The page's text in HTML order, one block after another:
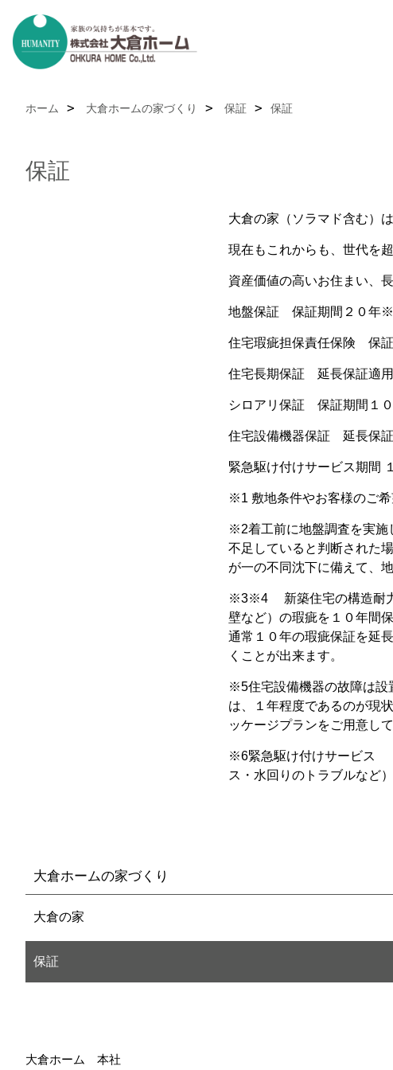
ホーム 大倉ホームの家づくり 保証 保証
保証
大倉の家（ソラマド含む）
現在もこれからも、世代を
資産価値の高いお住まい、
地盤保証 保証期間２０年
住宅瑕疵担保責任保険 保
住宅長期保証 延長保証適
シロアリ保証 保証期間１
住宅設備機器保証 延長保
緊急駆け付けサービス期間
※1 敷地条件やお客様のご
※2着工前に地盤調査を実施
不足していると判断された
が一の不同沈下に備えて、
※3※4 新築住宅の構造耐力
壁など）の瑕疵を１０年間
通常１０年の瑕疵保証を延
くことが出来ます。
※5住宅設備機器の故障は設
は、１年程度であるのが現
ッケージプランをご用意して
※6緊急駆け付けサービス
ス・水回りのトラブルなど
大倉ホームの家づくり
大倉の家
保証
大倉ホーム 本社